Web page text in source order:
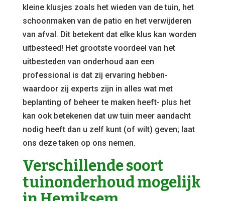
kleine klusjes zoals het wieden van de tuin, het
schoonmaken van de patio en het verwijderen
van afval. Dit betekent dat elke klus kan worden
uitbesteed! Het grootste voordeel van het
uitbesteden van onderhoud aan een
professional is dat zij ervaring hebben-
waardoor zij experts zijn in alles wat met
beplanting of beheer te maken heeft- plus het
kan ook betekenen dat uw tuin meer aandacht
nodig heeft dan u zelf kunt (of wilt) geven; laat
ons deze taken op ons nemen.
Verschillende soort
tuinonderhoud mogelijk